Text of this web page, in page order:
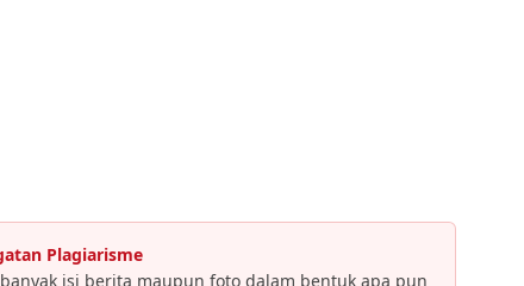
Plagiarisme
isi berita maupun foto dalam bentuk apa pun